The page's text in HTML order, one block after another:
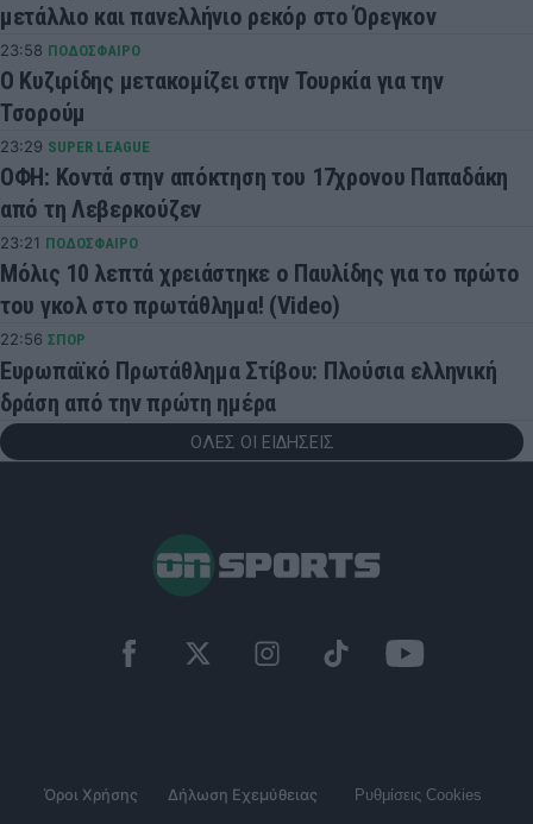
μετάλλιο και πανελλήνιο ρεκόρ στο Όρεγκον
23:58 ΠΟΔΟΣΦΑΙΡΟ
Ο Κυζιρίδης μετακομίζει στην Τουρκία για την
Τσορούμ
23:29 SUPER LEAGUE
ΟΦΗ: Κοντά στην απόκτηση του 17χρονου Παπαδάκη
από τη Λεβερκούζεν
23:21 ΠΟΔΟΣΦΑΙΡΟ
Μόλις 10 λεπτά χρειάστηκε ο Παυλίδης για το πρώτο
του γκολ στο πρωτάθλημα! (Video)
22:56 ΣΠΟΡ
Ευρωπαϊκό Πρωτάθλημα Στίβου: Πλούσια ελληνική
δράση από την πρώτη ημέρα
ΟΛΕΣ ΟΙ ΕΙΔΗΣΕΙΣ
Όροι Χρήσης Δήλωση Εχεμύθειας Ρυθμίσεις Cookies